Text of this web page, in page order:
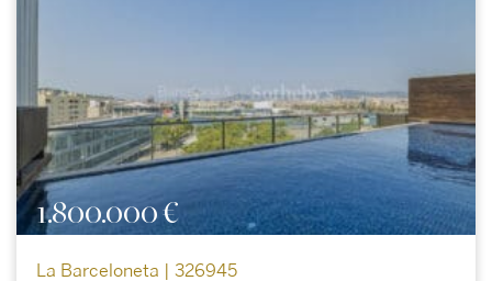
1.800.000 €
La Barceloneta | 326945